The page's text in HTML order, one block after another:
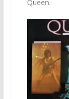
Queen.